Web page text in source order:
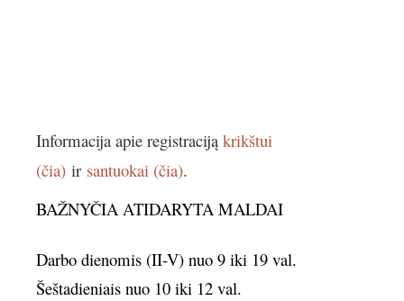
Informacija apie registraciją krikštui
(čia) ir santuokai (čia).
BAŽNYČIA ATIDARYTA MALDAI
Darbo dienomis (II-V) nuo 9 iki 19 val.
Šeštadieniais nuo 10 iki 12 val.